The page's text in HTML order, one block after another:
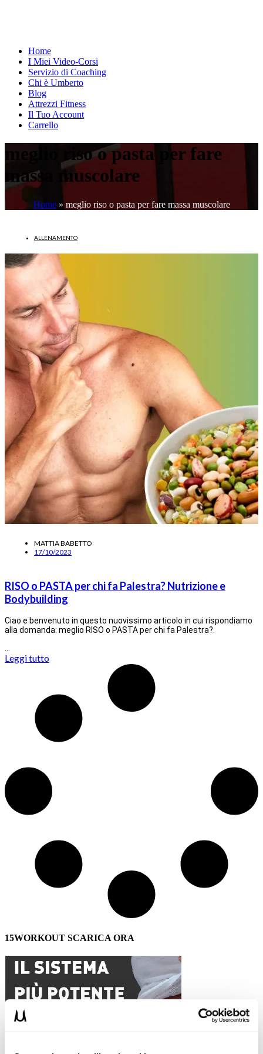
Home
I Miei Video-Corsi
Servizio di Coaching
Chi è Umberto
Blog
Attrezzi Fitness
Il Tuo Account
Carrello
meglio riso o pasta per fare
massa muscolare
Home» meglio riso o pasta per fare massa muscolare
ALLENAMENTO
MATTIA BABETTO
17/10/2023
RISO o PASTA per chi fa Palestra? Nutrizione e
Bodybuilding
Ciao e benvenuto in questo nuovissimo articolo in cui rispondiamo
alla domanda: meglio RISO o PASTA per chi fa Palestra?.
Leggi tutto
15WORKOUT SCARICA ORA